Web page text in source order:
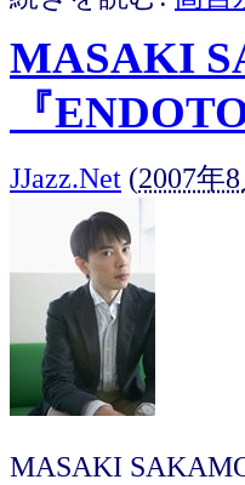
MASAKI
『
JJazz.Net (2007年
MASAKI